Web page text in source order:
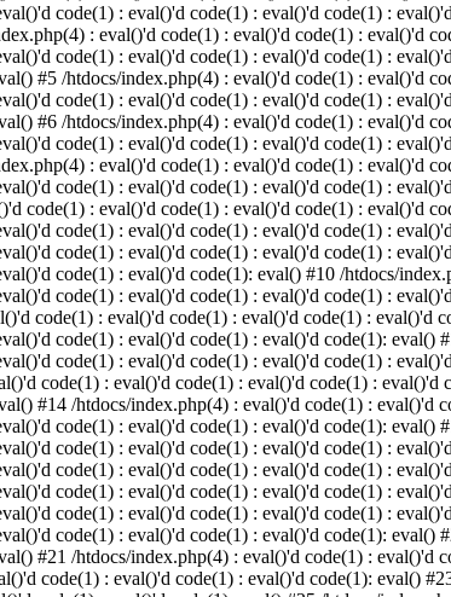
code(1) : eval()'d code(1) : eval()'d code(1) :
: eval()'d code(1) : eval()'d code(1) : eval()'d
code(1) : eval()'d code(1) : eval()'d code(1) :
#5 /htdocs/index.php(4) : eval()'d code(1) : eval()'d
code(1) : eval()'d code(1) : eval()'d code(1) :
#6 /htdocs/index.php(4) : eval()'d code(1) : eval()'d
code(1) : eval()'d code(1) : eval()'d code(1) :
: eval()'d code(1) : eval()'d code(1) : eval()'d
code(1) : eval()'d code(1) : eval()'d code(1) :
code(1) : eval()'d code(1) : eval()'d code(1) : eval()'d
code(1) : eval()'d code(1) : eval()'d code(1) :
code(1) : eval()'d code(1) : eval()'d code(1) :
code(1) : eval()'d code(1): eval() #10 /htdocs/
code(1) : eval()'d code(1) : eval()'d code(1) :
code(1) : eval()'d code(1) : eval()'d code(1) : eval()'d
code(1) : eval()'d code(1) : eval()'d code(1):
code(1) : eval()'d code(1) : eval()'d code(1) :
code(1) : eval()'d code(1) : eval()'d code(1) :
#14 /htdocs/index.php(4) : eval()'d code(1) : eval()'d
code(1) : eval()'d code(1) : eval()'d code(1):
code(1) : eval()'d code(1) : eval()'d code(1) :
code(1) : eval()'d code(1) : eval()'d code(1) :
code(1) : eval()'d code(1) : eval()'d code(1) :
code(1) : eval()'d code(1) : eval()'d code(1) :
code(1) : eval()'d code(1) : eval()'d code(1):
#21 /htdocs/index.php(4) : eval()'d code(1) : eval()'d
code(1) : eval()'d code(1) : eval()'d code(1): eval()